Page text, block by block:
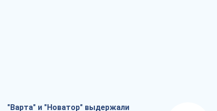
"Варта" и "Новатор" выдержали